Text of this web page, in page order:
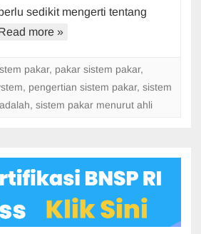
Menurut
sedikit mengerti tentang
more »
pakar, pakar sistem pakar,
, pengertian sistem pakar, sistem
, sistem pakar menurut ahli